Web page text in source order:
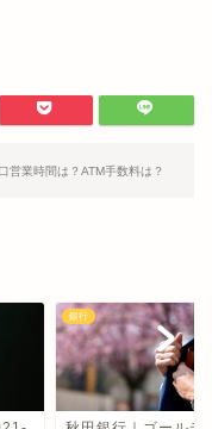
営業時間は？ATM手数料は？
銀行